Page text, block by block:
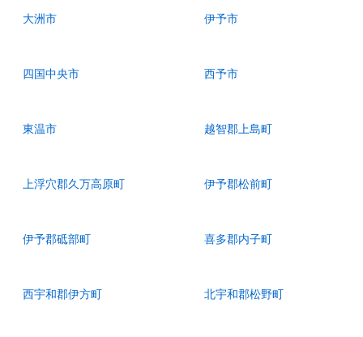
大洲市 伊予市
四国中央市 西予市
東温市 越智郡上島町
上浮穴郡久万高原町 伊予郡松前町
伊予郡砥部町 喜多郡内子町
西宇和郡伊方町 北宇和郡松野町